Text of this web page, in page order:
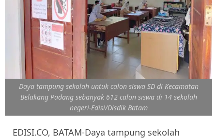
Daya tampung sekolah untuk calon siswa SD di Kecamatan
Belakang Padang sebanyak 612 calon siswa di 14 sekolah
negeri-Edisi/Disdik Batam
EDISI.CO, BATAM-Daya tampung sekolah